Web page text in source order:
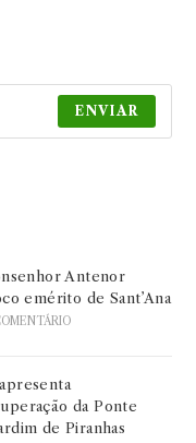
ENVIAR
Antenor
emérito de Sant’Ana
da Ponte
de Piranhas